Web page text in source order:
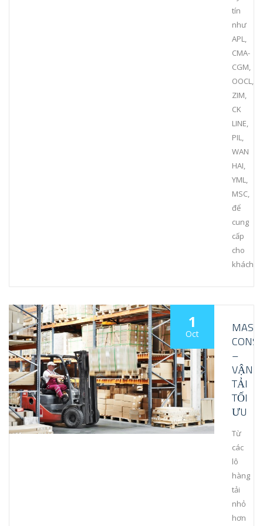
tín
như
APL,
CMA-
CGM,
OOCL,
ZIM,
CK
LINE,
PIL,
WAN
HAI,
YML,
MSC,
để
cung
cấp
cho
khách…
1
Oct
–
VẬN
TẢI
TỐI
ƯU
Từ
các
lô
hàng
tải
nhỏ
hơn